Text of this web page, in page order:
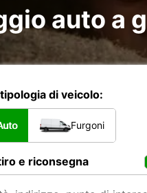
auto a
di veicolo:
Furgoni
e riconsegna